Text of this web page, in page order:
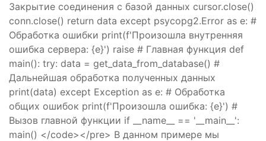
Закрытие соединения с базой данных cursor.close()
conn.close() return data except psycopg2.Error as e: #
Обработка ошибки print(f'Произошла внутренняя
ошибка сервера: {e}') raise # Главная функция def
main(): try: data = get_data_from_database() #
Дальнейшая обработка полученных данных
print(data) except Exception as e: # Обработка
общих ошибок print(f'Произошла ошибка: {e}') #
Вызов главной функции if __name__ == '__main__':
main() </code></pre> В данном примере мы